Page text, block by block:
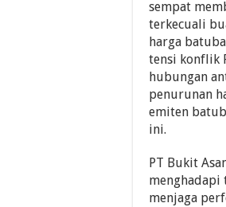
sempat
terkecuali
harga
tensi konflik
hubungan
penurunan
emiten
ini.
PT Bukit
menghadapi
menjaga